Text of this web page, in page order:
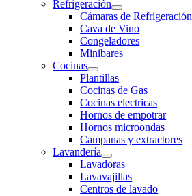
Refrigeración
Cámaras de Refrigeración
Cava de Vino
Congeladores
Minibares
Cocinas
Plantillas
Cocinas de Gas
Cocinas electricas
Hornos de empotrar
Hornos microondas
Campanas y extractores
Lavandería
Lavadoras
Lavavajillas
Centros de lavado